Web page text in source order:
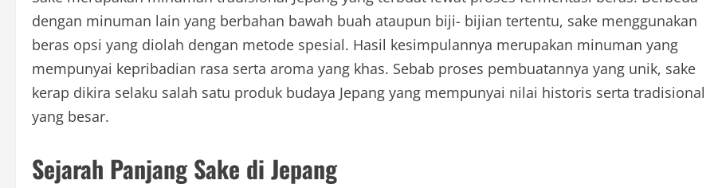
dengan minuman lain yang berbahan bawah buah ataupun biji- bijian tertentu, sake menggunakan
beras opsi yang diolah dengan metode spesial. Hasil kesimpulannya merupakan minuman yang
mempunyai kepribadian rasa serta aroma yang khas. Sebab proses pembuatannya yang unik, sake
kerap dikira selaku salah satu produk budaya Jepang yang mempunyai nilai historis serta tradisional
yang besar.
Sejarah Panjang Sake di Jepang